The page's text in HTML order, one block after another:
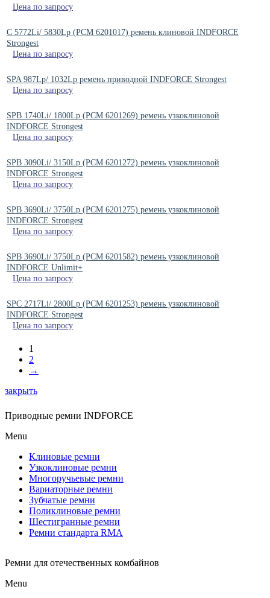
Цена по запросу
C 5772Li/ 5830Lp (РСМ 6201017) ремень клиновой INDFORCE
Strongest
Цена по запросу
SPA 987Lp/ 1032Lp ремень приводной INDFORCE Strongest
Цена по запросу
SPB 1740Li/ 1800Lp (PCM 6201269) ремень узкоклиновой
INDFORCE Strongest
Цена по запросу
SPB 3090Li/ 3150Lp (РСМ 6201272) ремень узкоклиновой
INDFORCE Strongest
Цена по запросу
SPB 3690Li/ 3750Lp (РСМ 6201275) ремень узкоклиновой
INDFORCE Strongest
Цена по запросу
SPB 3690Li/ 3750Lp (РСМ 6201582) ремень узкоклиновой
INDFORCE Unlimit+
Цена по запросу
SPC 2717Li/ 2800Lp (PCM 6201253) ремень узкоклиновой
INDFORCE Strongest
Цена по запросу
1
2
→
закрыть
Приводные ремни INDFORCE
Menu
Клиновые ремни
Узкоклиновые ремни
Многоручьевые ремни
Вариаторные ремни
Зубчатые ремни
Поликлиновые ремни
Шестигранные ремни
Ремни стандарта RMA
Ремни для отечественных комбайнов
Menu